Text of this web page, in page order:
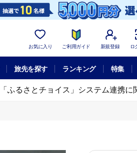
お気に入り ご利用ガイド 新規登録 ロ
旅先を探す ランキング 特集
「ふるさとチョイス」システム連携に